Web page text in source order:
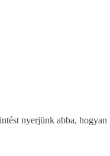
nyerjünk abba,